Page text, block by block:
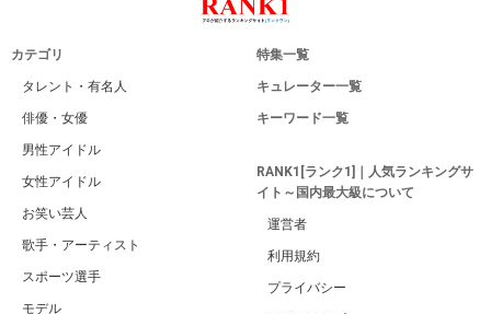
カテゴリ
タレント・有名人
俳優・女優
男性アイドル
女性アイドル
お笑い芸人
歌手・アーティスト
スポーツ選手
モデル
特集一覧
キュレーター一覧
キーワード一覧
RANK1[ランク1]｜人気ランキングサ
イト～国内最大級について
運営者
利用規約
プライバシー